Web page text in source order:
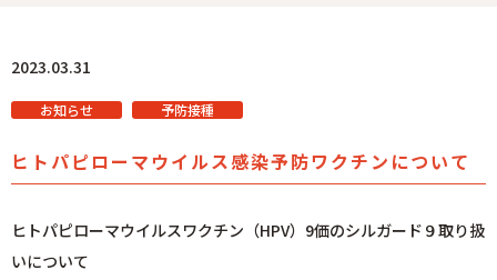
2023.03.31
お知らせ 予防接種
ヒトパピローマウイルス感染予防ワクチンについて
ヒトパピローマウイルスワクチン（HPV）9価のシルガード９取り扱
いについて